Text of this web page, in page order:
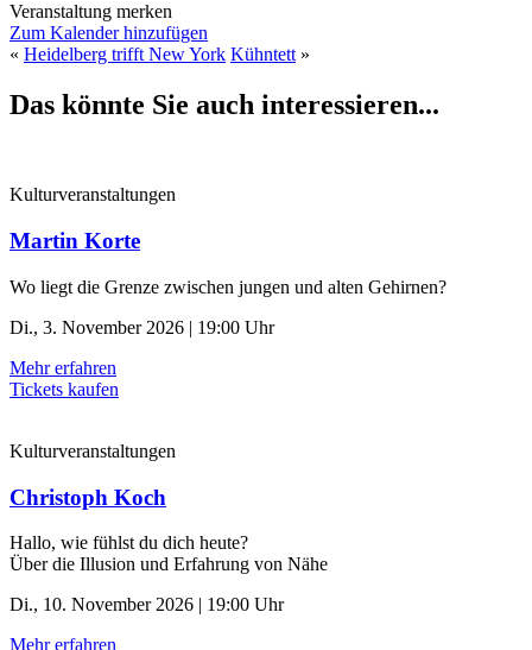
Veranstaltung merken
Zum Kalender hinzufügen
« Heidelberg trifft New York Kühntett »
Das könnte Sie auch interessieren...
Kulturveranstaltungen
Martin Korte
Wo liegt die Grenze zwischen jungen und alten Gehirnen?
Di., 3. November 2026 | 19:00 Uhr
Mehr erfahren
Tickets kaufen
Kulturveranstaltungen
Christoph Koch
Hallo, wie fühlst du dich heute?
Über die Illusion und Erfahrung von Nähe
Di., 10. November 2026 | 19:00 Uhr
Mehr erfahren